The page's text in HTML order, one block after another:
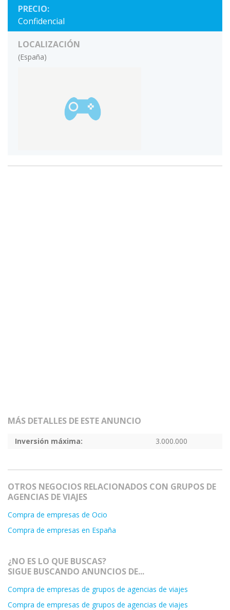
PRECIO:
Confidencial
LOCALIZACIÓN
(España)
MÁS DETALLES DE ESTE ANUNCIO
Inversión máxima: 3.000.000
OTROS NEGOCIOS RELACIONADOS CON GRUPOS DE
AGENCIAS DE VIAJES
Compra de empresas de Ocio
Compra de empresas en España
¿NO ES LO QUE BUSCAS?
SIGUE BUSCANDO ANUNCIOS DE...
Compra de empresas de grupos de agencias de viajes
Compra de empresas de grupos de agencias de viajes